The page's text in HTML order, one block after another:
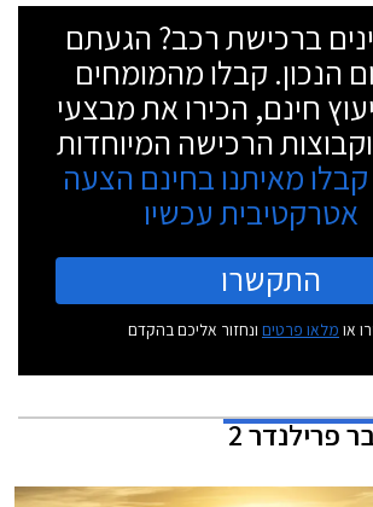
ברכישת רכב? הגעתם
הנכון. קבלו מהמומחים
חינם, הכירו את מבצעי
הרכישה המיוחדות
קבלו מאיתנו בחינם הצעה
אטרקטיבית עכשיו
התקשרו
או מלאו פרטים ונחזור אליכם בהקדם
פרילנדר 2